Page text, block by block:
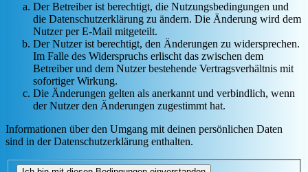
Der Betreiber ist berechtigt, die Nutzungsbedingungen und
die Datenschutzerklärung zu ändern. Die Änderung wird dem
Nutzer per E-Mail mitgeteilt.
Der Nutzer ist berechtigt, den Änderungen zu widersprechen.
Im Falle des Widerspruchs erlischt das zwischen dem
Betreiber und dem Nutzer bestehende Vertragsverhältnis mit
sofortiger Wirkung.
Die Änderungen gelten als anerkannt und verbindlich, wenn
der Nutzer den Änderungen zugestimmt hat.
Informationen über den Umgang mit deinen persönlichen Daten
sind in der Datenschutzerklärung enthalten.